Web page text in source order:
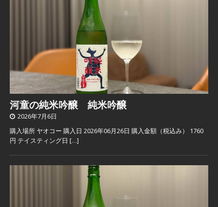
河童の純米吟醸 純米吟醸
2026年7月6日
購入場所 ヤオコー 購入日 2026年06月26日 購入金額（税込み） 1760
円 テイスティング日 […]